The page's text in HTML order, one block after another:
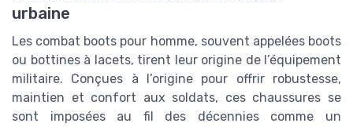
urbaine
Les combat boots pour homme, souvent appelées boots
ou bottines à lacets, tirent leur origine de l’équipement
militaire. Conçues à l’origine pour offrir robustesse,
maintien et confort aux soldats, ces chaussures se
sont imposées au fil des décennies comme un